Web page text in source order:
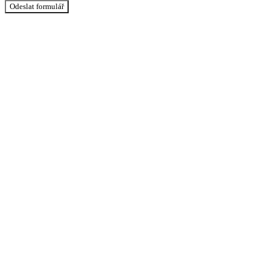
Odeslat formulář